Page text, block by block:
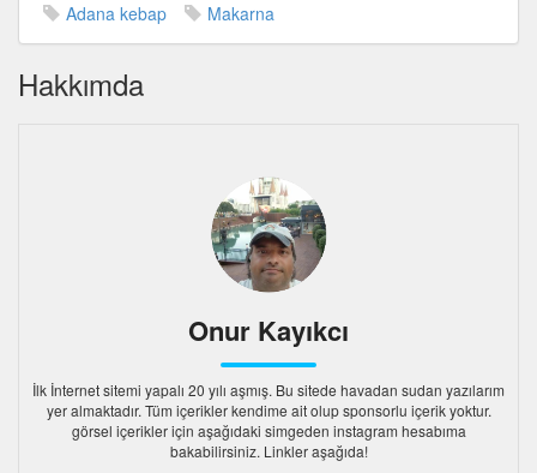
Adana kebap Makarna
Hakkımda
Onur Kayıkcı
İlk İnternet sitemi yapalı 20 yılı aşmış. Bu sitede havadan sudan yazılarım
yer almaktadır. Tüm içerikler kendime ait olup sponsorlu içerik yoktur.
görsel içerikler için aşağıdaki simgeden instagram hesabıma
bakabilirsiniz. Linkler aşağıda!